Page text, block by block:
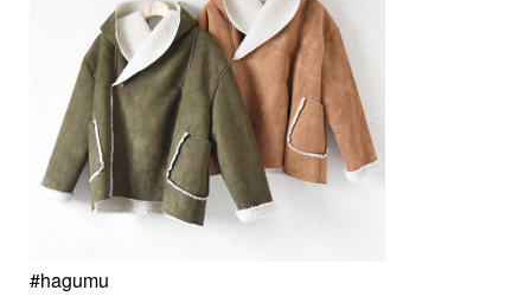
#hagumu